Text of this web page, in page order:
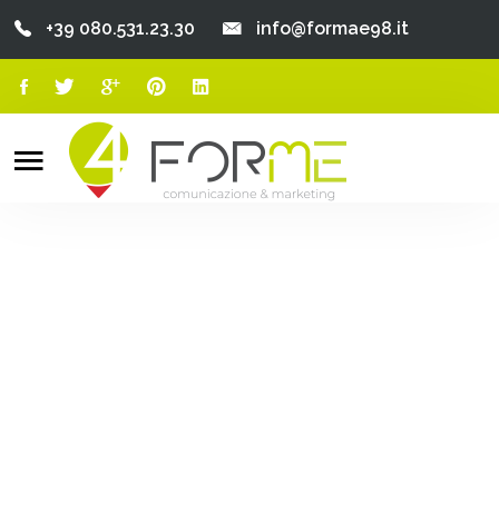
Chi Siamo
+39 080.531.23.30 info@formae98.it
Search